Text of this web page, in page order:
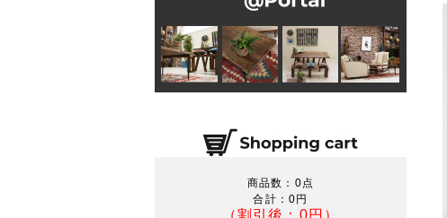
商品数：0点
合計：0円
（割引後：0円）